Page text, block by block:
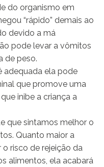
do organismo em
“rápido” demais ao
devido a má
pode levar a vômitos
de peso.
adequada ela pode
que promove uma
inibe a criança a
que sintamos melhor o
Quanto maior a
risco de rejeição da
alimentos, ela acabará